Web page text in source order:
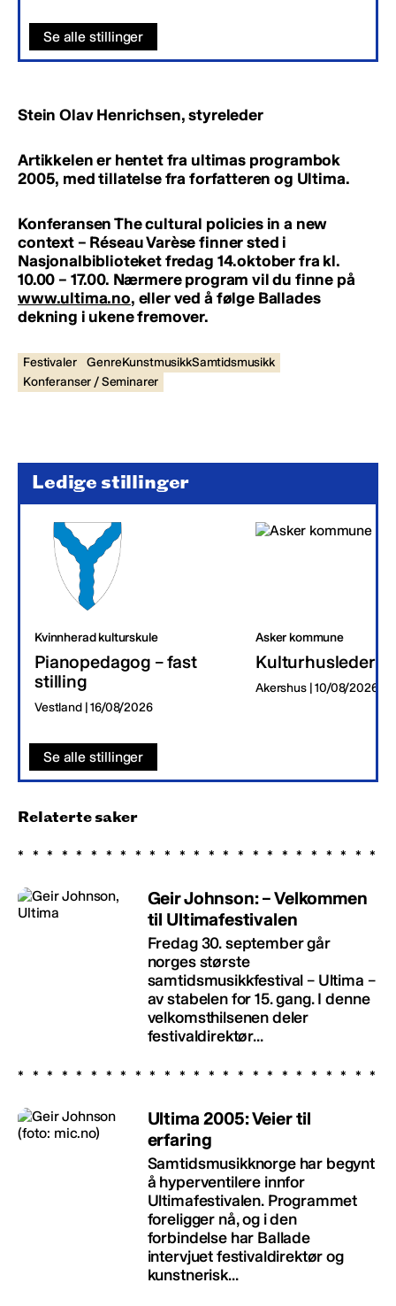
Se alle stillinger
Stein Olav Henrichsen, styreleder
Artikkelen er hentet fra ultimas programbok
2005, med tillatelse fra forfatteren og Ultima.
Konferansen The cultural policies in a new
context – Réseau Varèse finner sted i
Nasjonalbiblioteket fredag 14.oktober fra kl.
10.00 – 17.00. Nærmere program vil du finne på
www.ultima.no, eller ved å følge Ballades
dekning i ukene fremover.
Festivaler
GenreKunstmusikkSamtidsmusikk
Konferanser / Seminarer
Ledige stillinger
Kvinnherad kulturskule
Pianopedagog – fast
stilling
Vestland | 16/08/2026
Asker kommune
Kulturhusleder
Akershus | 10/08/2026
Se alle stillinger
Relaterte saker
Geir Johnson: – Velkommen
til Ultimafestivalen
Fredag 30. september går
norges største
samtidsmusikkfestival – Ultima –
av stabelen for 15. gang. I denne
velkomsthilsenen deler
festivaldirektør...
Ultima 2005: Veier til
erfaring
Samtidsmusikknorge har begynt
å hyperventilere innfor
Ultimafestivalen. Programmet
foreligger nå, og i den
forbindelse har Ballade
intervjuet festivaldirektør og
kunstnerisk...